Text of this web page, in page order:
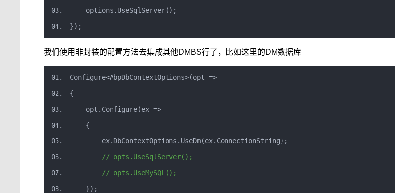
    options
. UseSqlServer();
});
我们使用非封装的配置方法去集成其他DMBS行了，比如这里的DM数据库
Configure<AbpDbContextOptions>(opt =>
{
    opt
. Configure(ex =>
{
        ex
. DbContextOptions . UseDm(ex. ConnectionString);
// opts.UseSqlServer();
// opts.UseMySQL();
});